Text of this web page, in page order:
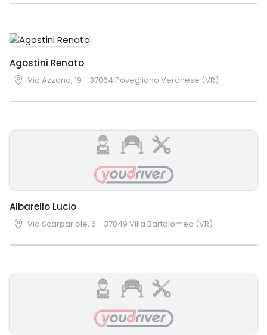
Agostini Renato
Via Azzano, 19 - 37064 Povegliano Veronese (VR)
Albarello Lucio
Via Scarpariole, 6 - 37049 Villa Bartolomea (VR)